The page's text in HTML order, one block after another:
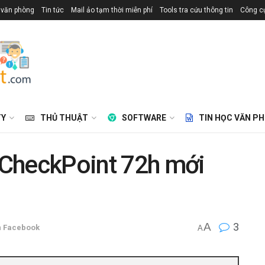
phòng Tin tức Mail ảo tạm thời miễn phí Tools tra cứu thông tin Công
THỦ THUẬT SOFTWARE TIN HỌC VĂN
72h mới
Facebook AA 3